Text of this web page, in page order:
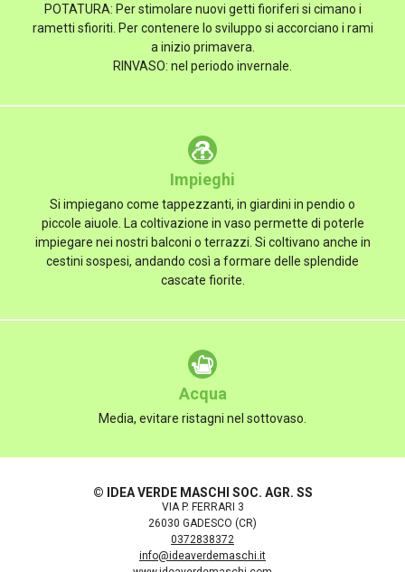
POTATURA: Per stimolare nuovi getti fioriferi si cimano i
rametti sfioriti. Per contenere lo sviluppo si accorciano i rami
a inizio primavera.
RINVASO: nel periodo invernale.
Impieghi
Si impiegano come tappezzanti, in giardini in pendio o
piccole aiuole. La coltivazione in vaso permette di poterle
impiegare nei nostri balconi o terrazzi. Si coltivano anche in
cestini sospesi, andando così a formare delle splendide
cascate fiorite.
Acqua
Media, evitare ristagni nel sottovaso.
© IDEA VERDE MASCHI SOC. AGR. SS
VIA P. FERRARI 3
26030 GADESCO (CR)
0372838372
info@ideaverdemaschi.it